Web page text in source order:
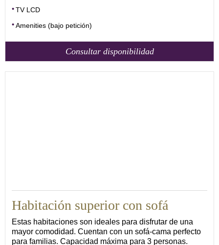
TV LCD
Amenities (bajo petición)
Consultar disponibilidad
Habitación superior con sofá
Estas habitaciones son ideales para disfrutar de una
mayor comodidad. Cuentan con un sofá-cama perfecto
para familias. Capacidad máxima para 3 personas.